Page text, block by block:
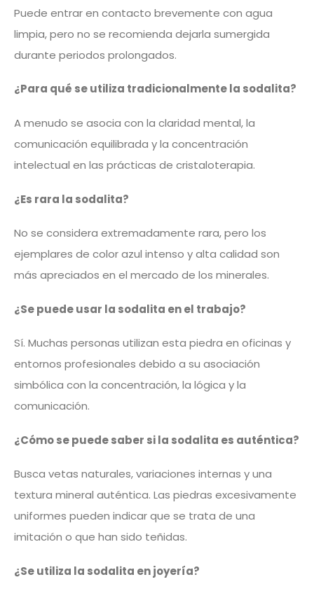
Puede entrar en contacto brevemente con agua
limpia, pero no se recomienda dejarla sumergida
durante periodos prolongados.
¿Para qué se utiliza tradicionalmente la sodalita?
A menudo se asocia con la claridad mental, la
comunicación equilibrada y la concentración
intelectual en las prácticas de cristaloterapia.
¿Es rara la sodalita?
No se considera extremadamente rara, pero los
ejemplares de color azul intenso y alta calidad son
más apreciados en el mercado de los minerales.
¿Se puede usar la sodalita en el trabajo?
Sí. Muchas personas utilizan esta piedra en oficinas y
entornos profesionales debido a su asociación
simbólica con la concentración, la lógica y la
comunicación.
¿Cómo se puede saber si la sodalita es auténtica?
Busca vetas naturales, variaciones internas y una
textura mineral auténtica. Las piedras excesivamente
uniformes pueden indicar que se trata de una
imitación o que han sido teñidas.
¿Se utiliza la sodalita en joyería?